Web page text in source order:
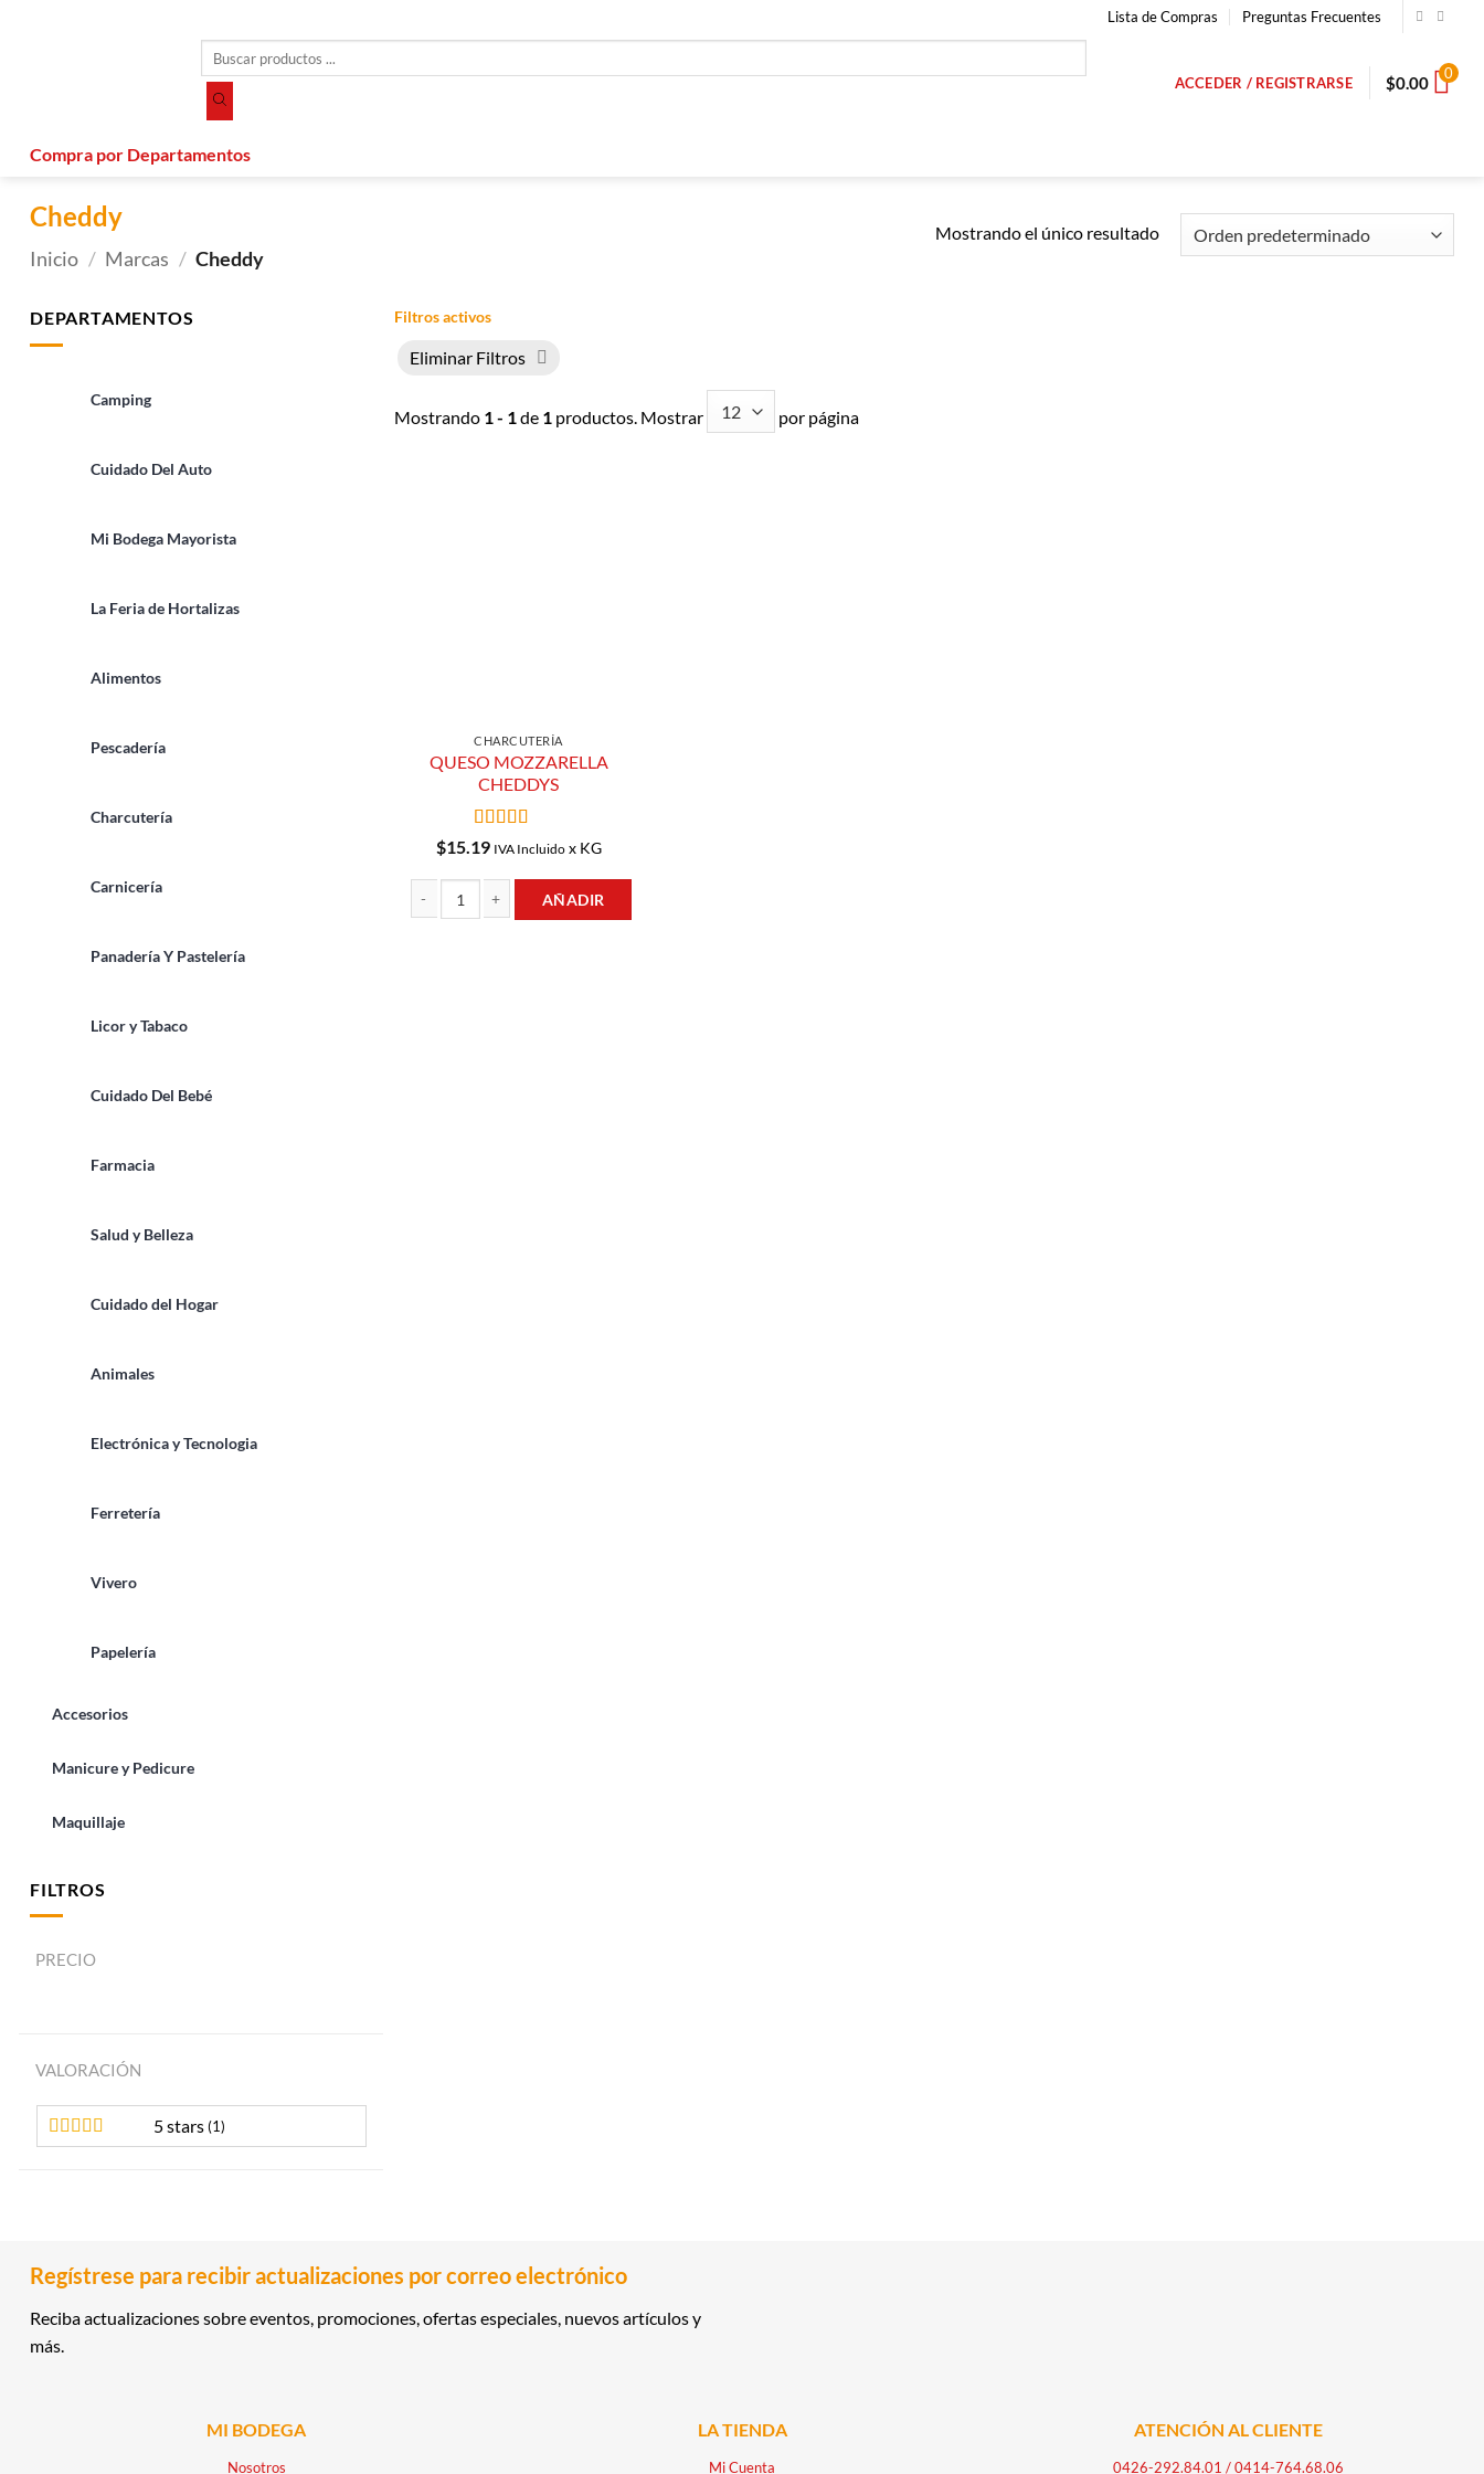
Lista de Compras Preguntas Frecuentes
productos
ACCEDER / REGISTRARSE $0.00 0
Compra por Departamentos
Cheddy
Inicio / Marcas / Cheddy
Mostrando el único resultado
DEPARTAMENTOS
Camping
Cuidado Del Auto
Mi Bodega Mayorista
La Feria de Hortalizas
Alimentos
Pescadería
Charcutería
Carnicería
Panadería Y Pastelería
Licor y Tabaco
Cuidado Del Bebé
Farmacia
Salud y Belleza
Cuidado del Hogar
Animales
Electrónica y Tecnologia
Ferretería
Vivero
Papelería
Accesorios
Manicure y Pedicure
Maquillaje
FILTROS
PRECIO
VALORACIÓN
5 stars (1)
Filtros activos
Eliminar Filtros
Mostrando 1 - 1de 1 productos. Mostrar por página
CHARCUTERÍA
QUESO MOZZARELLA
CHEDDYS
Valorado
$15.19 IVA Incluidox KG
AÑADIR
Regístrese para recibir actualizaciones por correo electrónico
Reciba actualizaciones sobre eventos, promociones, ofertas especiales, nuevos artículos y
más.
MI BODEGA
Nosotros
LA TIENDA
Mi Cuenta
ATENCIÓN AL CLIENTE
0426-292.84.01 /0414-764.68.06